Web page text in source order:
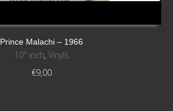
Prince Malachi – 1966
10" inch, Vinyls
€9,00